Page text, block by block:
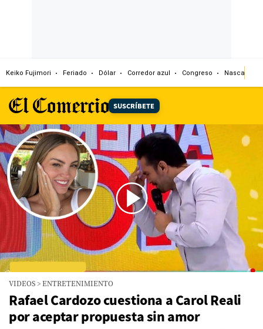
Keiko Fujimori Feriado Dólar Corredor azul Congreso Nasca
SUSCRÍBETE
00:00/03:16
VIDEOS >ENTRETENIMIENTO
Rafael Cardozo cuestiona a Carol Reali
por aceptar propuesta sin amor